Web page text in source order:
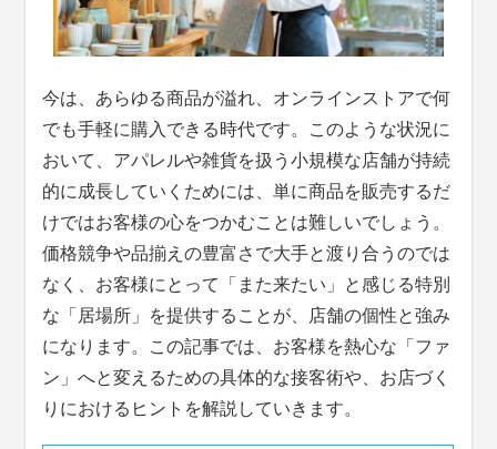
今は、あらゆる商品が溢れ、オンラインストアで何
でも手軽に購入できる時代です。このような状況に
おいて、アパレルや雑貨を扱う小規模な店舗が持続
的に成長していくためには、単に商品を販売するだ
けではお客様の心をつかむことは難しいでしょう。
価格競争や品揃えの豊富さで大手と渡り合うのでは
なく、お客様にとって「また来たい」と感じる特別
な「居場所」を提供することが、店舗の個性と強み
になります。この記事では、お客様を熱心な「ファ
ン」へと変えるための具体的な接客術や、お店づく
りにおけるヒントを解説していきます。